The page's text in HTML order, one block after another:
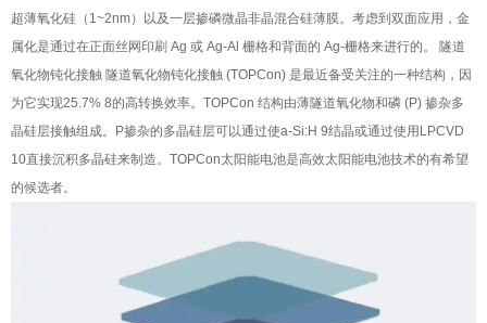
超薄氧化硅（1~2nm）以及一层掺磷微晶非晶混合硅薄膜。考虑到双面应用，金
属化是通过在正面丝网印刷 Ag 或 Ag-Al 栅格和背面的 Ag-栅格来进行的。 隧道
氧化物钝化接触 隧道氧化物钝化接触 (TOPCon) 是最近备受关注的一种结构，因
为它实现25.7% 8的高转换效率。TOPCon 结构由薄隧道氧化物和磷 (P) 掺杂多
晶硅层接触组成。P掺杂的多晶硅层可以通过使a-Si:H 9结晶或通过使用LPCVD
10直接沉积多晶硅来制造。TOPCon太阳能电池是高效太阳能电池技术的有希望
的候选者。